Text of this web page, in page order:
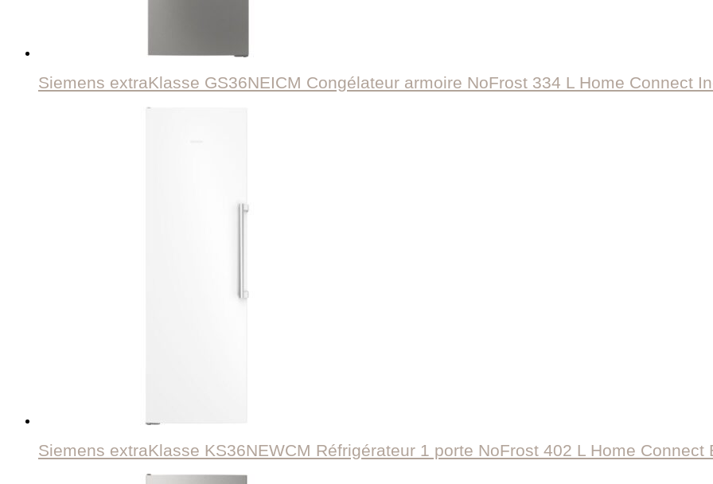
Siemens extraKlasse GS36NEICM Congélateur armoire NoFrost 334 L Home Connect
Siemens extraKlasse KS36NEWCM Réfrigérateur 1 porte NoFrost 402 L Home Connect